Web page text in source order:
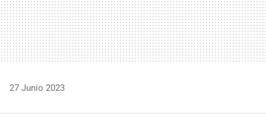
27 Junio 2023